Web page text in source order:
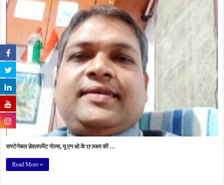
सस्टेनेबल डेवलपमेंट गोल्स, यू एन ओ के 17 लक्ष्य की …
Read More »